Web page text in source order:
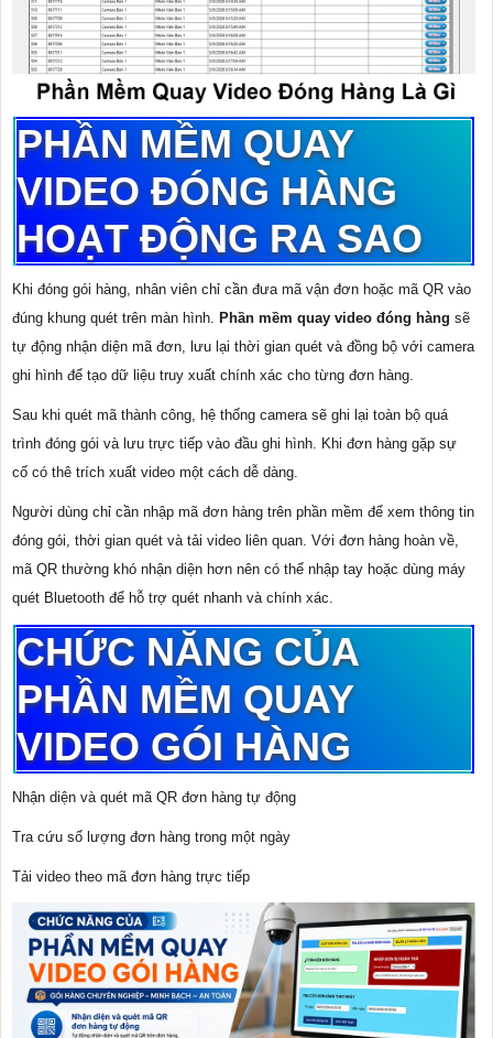
PHẦN MỀM QUAY
VIDEO ĐÓNG HÀNG
HOẠT ĐỘNG RA SAO
Khi đóng gói hàng, nhân viên chỉ cần đưa mã vận đơn hoặc mã QR vào
đúng khung quét trên màn hình. Phần mềm quay video đóng hàng sẽ
tự động nhận diện mã đơn, lưu lại thời gian quét và đồng bộ với camera
ghi hình để tạo dữ liệu truy xuất chính xác cho từng đơn hàng.
Sau khi quét mã thành công, hệ thống camera sẽ ghi lại toàn bộ quá
trình đóng gói và lưu trực tiếp vào đầu ghi hình. Khi đơn hàng gặp sự
cố có thê trích xuất video một cách dễ dàng.
Người dùng chỉ cần nhập mã đơn hàng trên phần mềm để xem thông tin
đóng gói, thời gian quét và tải video liên quan. Với đơn hàng hoàn về,
mã QR thường khó nhận diện hơn nên có thể nhập tay hoặc dùng máy
quét Bluetooth để hỗ trợ quét nhanh và chính xác.
CHỨC NĂNG CỦA
PHẦN MỀM QUAY
VIDEO GÓI HÀNG
Nhận diện và quét mã QR đơn hàng tự động
Tra cứu số lượng đơn hàng trong một ngày
Tải video theo mã đơn hàng trực tiếp